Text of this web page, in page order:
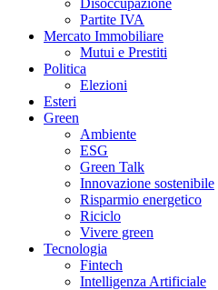
Partite IVA
Mercato Immobiliare
Mutui e Prestiti
Politica
Elezioni
Esteri
Green
Ambiente
ESG
Green Talk
Innovazione sostenibile
Risparmio energetico
Riciclo
Vivere green
Tecnologia
Fintech
Intelligenza Artificiale